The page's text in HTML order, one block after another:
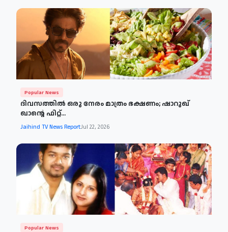
Popular News
ദിവസത്തിൽ ഒരു നേരം മാത്രം ഭക്ഷണം; ഷാറുഖ്
ഖാന്റെ ഫിറ്റ്‌...
Jaihind TV News ReportJul 22, 2026
Popular News